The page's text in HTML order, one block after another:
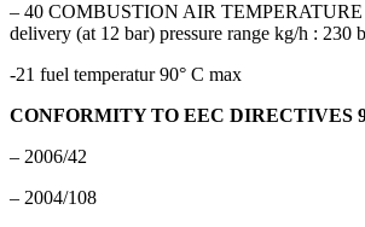
– 40 COMBUSTION AIR TEMPERATURE
delivery (at 12 bar) pressure range kg/h : 230
-21 fuel temperatur 90° C max
CONFORMITY TO EEC DIRECTIVES
– 2006/42
– 2004/108